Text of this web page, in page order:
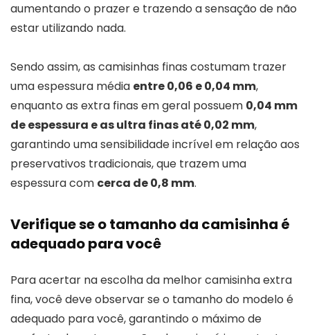
aumentando o prazer e trazendo a sensação de não
estar utilizando nada.
Sendo assim, as camisinhas finas costumam trazer
uma espessura média entre 0,06 e 0,04 mm,
enquanto as extra finas em geral possuem 0,04 mm
de espessura e as ultra finas até 0,02 mm,
garantindo uma sensibilidade incrível em relação aos
preservativos tradicionais, que trazem uma
espessura com cerca de 0,8 mm.
Verifique se o tamanho da camisinha é
adequado para você
Para acertar na escolha da melhor camisinha extra
fina, você deve observar se o tamanho do modelo é
adequado para você, garantindo o máximo de